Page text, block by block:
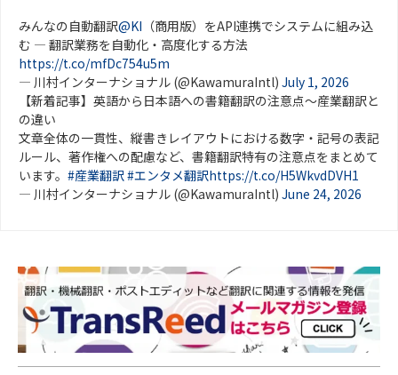
みんなの自動翻訳@KI （商用版）をAPI連携でシステムに組み込
む ― 翻訳業務を自動化・高度化する方法
https://t.co/mfDc754u5m
— 川村インターナショナル (@KawamuraIntl) July 1, 2026
【新着記事】英語から日本語への書籍翻訳の注意点～産業翻訳と
の違い
文章全体の一貫性、縦書きレイアウトにおける数字・記号の表記
ルール、著作権への配慮など、書籍翻訳特有の注意点をまとめて
います。 #産業翻訳#エンタメ翻訳https://t.co/H5WkvdDVH1
— 川村インターナショナル (@KawamuraIntl) June 24, 2026